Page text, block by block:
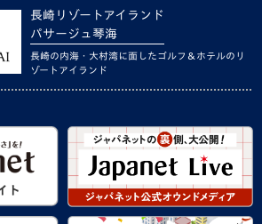
長崎リゾートアイランド
パサージュ琴海
長崎の内海・大村湾に面したゴルフ＆ホテルのリ
ゾートアイランド